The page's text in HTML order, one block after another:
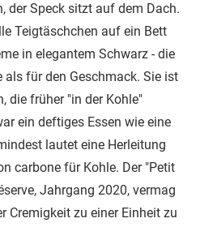
der Speck sitzt auf dem Dach.
Teigtäschchen auf ein Bett
in elegantem Schwarz - die
als für den Geschmack. Sie ist
die früher "in der Kohle"
ein deftiges Essen wie eine
lautet eine Herleitung
carbone für Kohle. Der "Petit
Jahrgang 2020, vermag
Cremigkeit zu einer Einheit zu